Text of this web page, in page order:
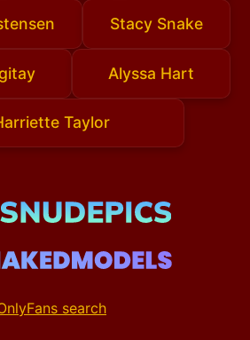
Stacy Snake
Alyssa Hart
Taylor
search